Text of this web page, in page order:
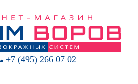
+7 (495) 266 07 02